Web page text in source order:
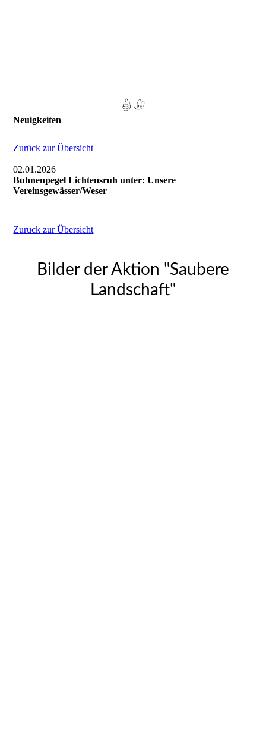
Neuigkeiten
Zurück zur Übersicht
02.01.2026
Buhnenpegel Lichtensruh unter: Unsere
Vereinsgewässer/Weser
Zurück zur Übersicht
Bilder der Aktion "Saubere
Landschaft"